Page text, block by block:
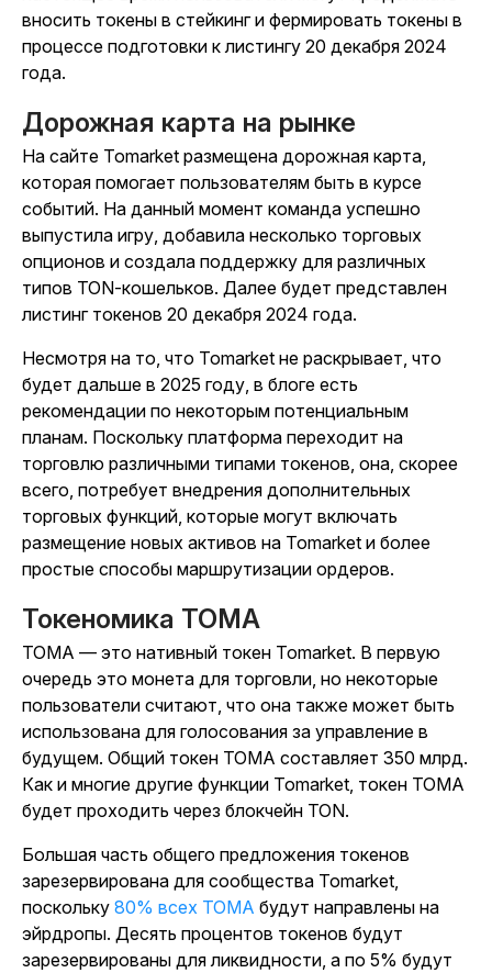
вносить токены в стейкинг и фермировать токены в
процессе подготовки к листингу 20 декабря 2024
года.
Дорожная карта на рынке
На сайте Tomarket размещена дорожная карта,
которая помогает пользователям быть в курсе
событий. На данный момент команда успешно
выпустила игру, добавила несколько торговых
опционов и создала поддержку для различных
типов TON-кошельков. Далее будет представлен
листинг токенов 20 декабря 2024 года.
Несмотря на то, что Tomarket не раскрывает, что
будет дальше в 2025 году, в блоге есть
рекомендации по некоторым потенциальным
планам. Поскольку платформа переходит на
торговлю различными типами токенов, она, скорее
всего, потребует внедрения дополнительных
торговых функций, которые могут включать
размещение новых активов на Tomarket и более
простые способы маршрутизации ордеров.
Токеномика TOMA
TOMA — это нативный токен Tomarket. В первую
очередь это монета для торговли, но некоторые
пользователи считают, что она также может быть
использована для голосования за управление в
будущем. Общий токен TOMA составляет 350 млрд.
Как и многие другие функции Tomarket, токен TOMA
будет проходить через блокчейн TON.
Большая часть общего предложения токенов
зарезервирована для сообщества Tomarket,
поскольку 80% всех TOMA будут направлены на
эйрдропы. Десять процентов токенов будут
зарезервированы для ликвидности, а по 5% будут